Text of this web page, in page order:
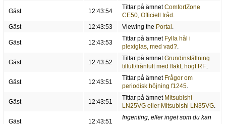
Gäst 12:43:54
Tittar på ämnetComfortZone
CE50, Officiell tråd .
Gäst
12:43:53 Viewing the Portal .
Gäst 12:43:53
Tittar på ämnet Fylla hål i
plexiglas, med vad?.
Gäst 12:43:52
Tittar på ämnetGrundinställning
tilluft/frånluft med fläkt, högt RF..
Gäst 12:43:51
Tittar på ämnet Frågor om
periodisk höjning f1245.
Gäst 12:43:51
Tittar på ämnet Mitsubishi
LN25VG eller Mitsubishi LN35VG.
Gäst 12:43:51
Ingenting, eller inget som du kan